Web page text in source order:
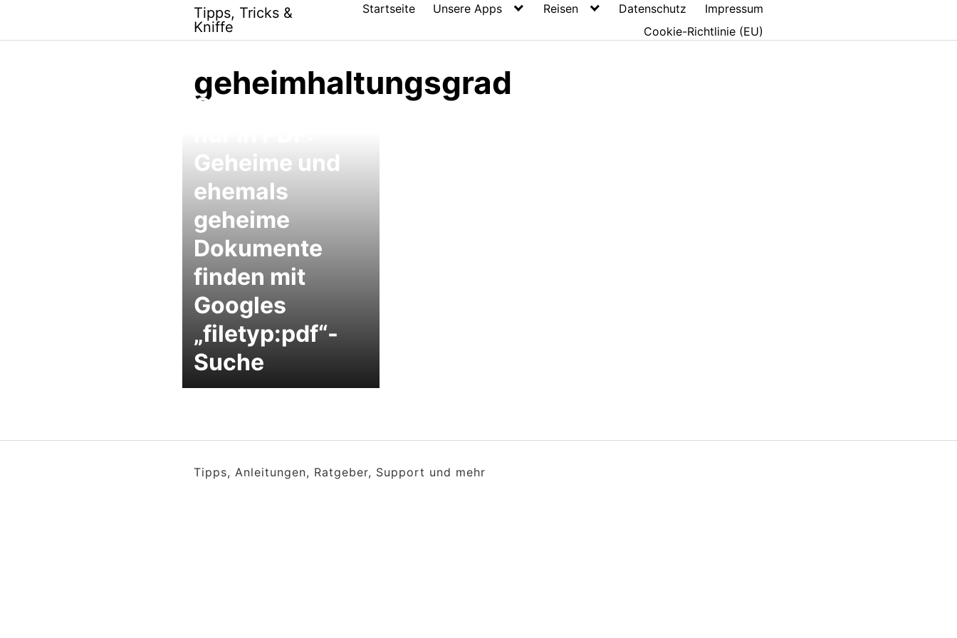
content
Tipps, Tricks &
Kniffe
Startseite Unsere Apps Reisen Datenschutz
Impressum
Cookie-Richtlinie (EU)
geheimhaltungsgrad
Google-Suche
Geheime und
ehemals
geheime
Dokumente
finden mit
Googles
„filetyp:pdf“-
Suche
Tipps, Anleitungen, Ratgeber, Support und mehr